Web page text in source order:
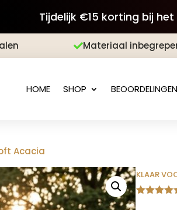
Tijdelijk €15 korting bij
Materiaal
HOME SHOP BEOORDELINGEN
Acacia
KLAAR